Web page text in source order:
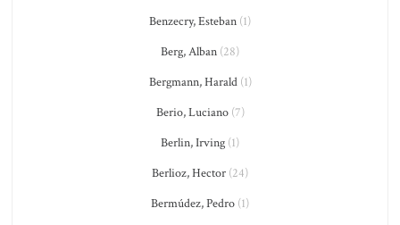
Benzecry, Esteban (1)
Berg, Alban (28)
Bergmann, Harald(1)
Berio, Luciano(7)
Berlin, Irving (1)
Berlioz, Hector (24)
Bermúdez, Pedro (1)